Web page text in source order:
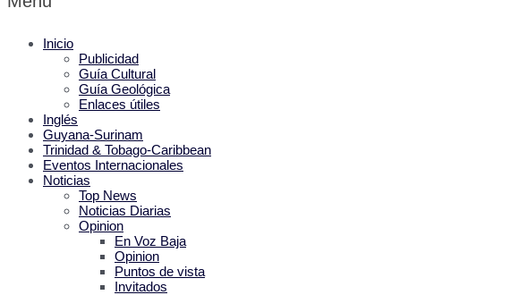
Inicio
Publicidad
Guía Cultural
Guía Geológica
Enlaces útiles
Inglés
Guyana-Surinam
Trinidad & Tobago-Caribbean
Eventos Internacionales
Noticias
Top News
Noticias Diarias
Opinion
En Voz Baja
Opinion
Puntos de vista
Invitados